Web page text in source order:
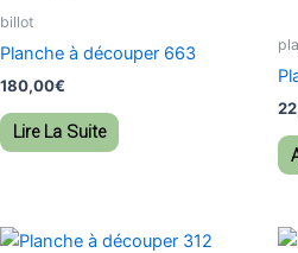
billot
Planche à découper 663
180,00€
Lire La Suite